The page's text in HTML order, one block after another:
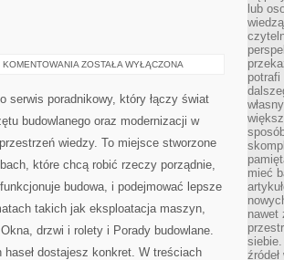
WÓZKI
ZOSTAŁA WYŁĄCZONA
serwis poradnikowy, który łączy świat
budowlanego oraz modernizacji w
wiedzy. To miejsce stworzone
które chcą robić rzeczy porządnie,
budowa, i podejmować lepsze
takich jak eksploatacja maszyn,
drzwi i rolety i Porady budowlane.
dostajesz konkret. W treściach
lub
mieć
nawet